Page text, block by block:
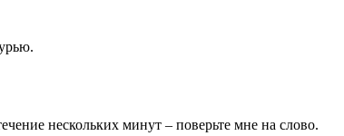
нескольких минут – поверьте мне на слово.